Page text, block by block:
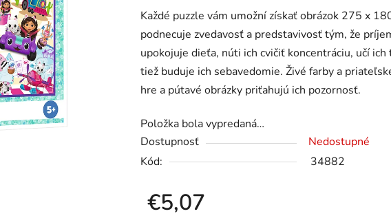
je
0,0
z
5
hviezdičiek.
Každé puzzle vám umožní získať obrázok 275 x
podnecuje zvedavosť a predstavivosť tým, že
upokojuje dieťa, núti ich cvičiť koncentráciu, učí
tiež buduje ich sebavedomie. Živé farby a
hre a pútavé obrázky priťahujú ich pozornosť.
Položka bola vypredaná…
Dostupnosť
Nedostupné
Kód:
34882
€5,07